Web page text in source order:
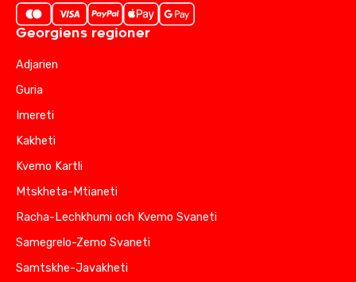
Georgiens regioner
Adjarien
Guria
Imereti
Kakheti
Kvemo Kartli
Mtskheta-Mtianeti
Racha-Lechkhumi och Kvemo Svaneti
Samegrelo-Zemo Svaneti
Samtskhe-Javakheti